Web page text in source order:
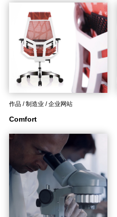
作品 / 制造业 / 企业网站
Comfort